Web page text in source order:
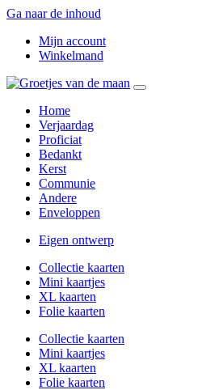
Ga naar de inhoud
Mijn account
Winkelmand
Home
Verjaardag
Proficiat
Bedankt
Kerst
Communie
Andere
Enveloppen
Eigen ontwerp
Collectie kaarten
Mini kaartjes
XL kaarten
Folie kaarten
Collectie kaarten
Mini kaartjes
XL kaarten
Folie kaarten